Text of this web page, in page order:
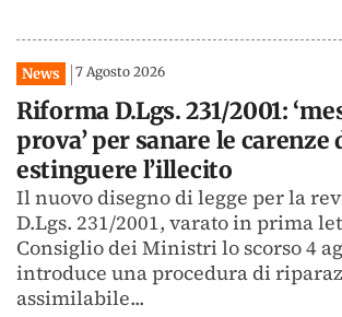
News 7 Agosto 2026
Riforma D.Lgs. 231/2001:
prova’ per sanare le carenze
estinguere l’illecito
Il nuovo disegno di legge per la
D.Lgs. 231/2001, varato in prima
Consiglio dei Ministri lo scorso 4
introduce una procedura di
assimilabile...